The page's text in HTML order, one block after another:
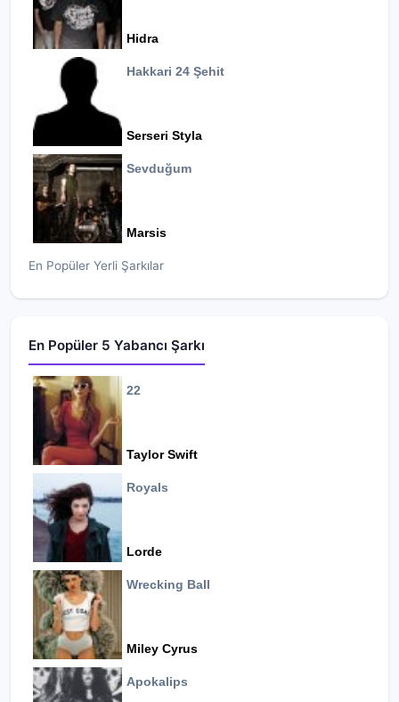
Hidra
Hakkari 24 Şehit
Serseri Styla
Sevduğum
Marsis
En Popüler Yerli Şarkılar
En Popüler 5 Yabancı Şarkı
22
Taylor Swift
Royals
Lorde
Wrecking Ball
Miley Cyrus
Apokalips